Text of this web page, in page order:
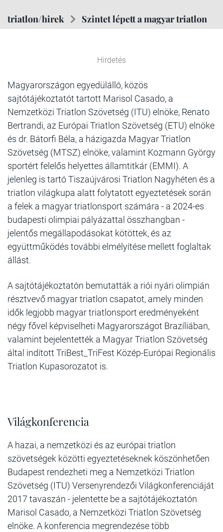
triatlon/hirek Szintet lépett a magyar triatlon
Hirdetés
Magyarországon egyedülálló, közös
sajtótájékoztatót tartott Marisol Casado, a
Nemzetközi Triatlon Szövetség (ITU) elnöke, Renato
Bertrandi, az Európai Triatlon Szövetség (ETU) elnöke
és dr. Bátorfi Béla, a házigazda Magyar Triatlon
Szövetség (MTSZ) elnöke, valamint Kozmann György
sportért felelős helyettes államtitkár (EMMI). A
jelenleg is tartó Tiszaújvárosi Triatlon Nagyhéten és a
triatlon világkupa alatt folytatott egyeztetések során
a felek a magyar triatlonsport számára - a 2024-es
budapesti olimpiai pályázattal összhangban -
jelentős megállapodásokat kötöttek, és az
együttműködés további elmélyítése mellett foglaltak
állást.
A sajtótájékoztatón bemutatták a riói nyári olimpián
résztvevő magyar triatlon csapatot, amely minden
idők legjobb magyar triatlonsport eredményeként
négy fővel képviselheti Magyarországot Brazíliában,
valamint bejelentették a Magyar Triatlon Szövetség
által indított TriBest_TriFest Közép-Európai Regionális
Triatlon Kupasorozatot is.
Világkonferencia
A hazai, a nemzetközi és az európai triatlon
szövetségek közötti egyeztetéseknek köszönhetően
Budapest rendezheti meg a Nemzetközi Triatlon
Szövetség (ITU) Versenyrendezői Világkonferenciáját
2017 tavaszán - jelentette be a sajtótájékoztatón
Marisol Casado, a Nemzetközi Triatlon Szövetség
elnöke. A konferencia megrendezése több